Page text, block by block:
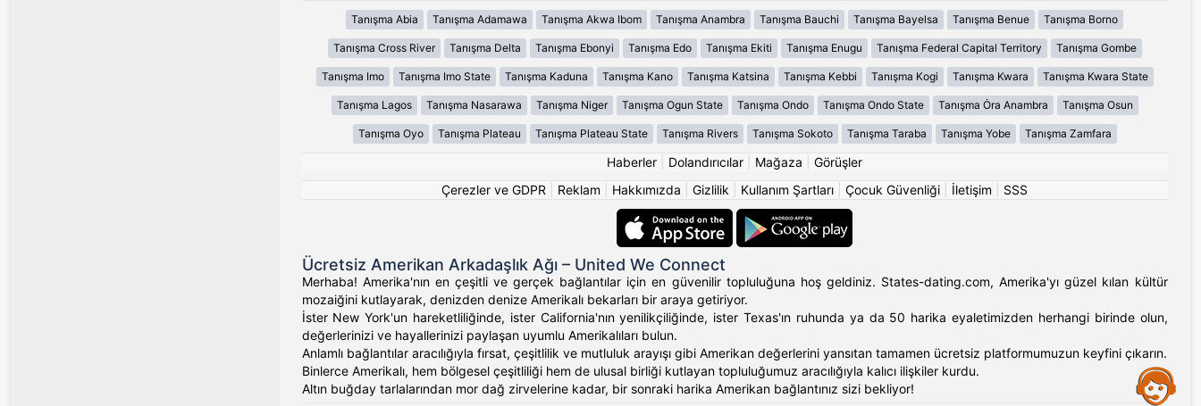
Tanışma Abia Tanışma Adamawa Tanışma Akwa Ibom Tanışma Anambra Tanışma Bauchi Tanışma Bayelsa Tanışma Benue Tanışma Borno
Tanışma Cross River Tanışma Delta Tanışma Ebonyi Tanışma Edo Tanışma Ekiti Tanışma Enugu Tanışma Federal Capital Territory Tanışma Gombe
Tanışma Imo Tanışma Imo State Tanışma Kaduna Tanışma Kano Tanışma Katsina Tanışma Kebbi Tanışma Kogi Tanışma Kwara Tanışma Kwara State
Tanışma Lagos Tanışma Nasarawa Tanışma Niger Tanışma Ogun State Tanışma Ondo Tanışma Ondo State Tanışma Ȯra Anambra Tanışma Osun
Tanışma Oyo Tanışma Plateau Tanışma Plateau State Tanışma Rivers Tanışma Sokoto Tanışma Taraba Tanışma Yobe Tanışma Zamfara
Haberler Dolandırıcılar Mağaza
Görüşler
Çerezler ve GDPR
Reklam Hakkımızda Gizlilik Kullanım Şartları Çocuk Güvenliği İletişim SSS
Ücretsiz Amerikan Arkadaşlık Ağı – United We Connect
Merhaba! Amerika'nın en çeşitli ve gerçek bağlantılar için en güvenilir topluluğuna hoş geldiniz. States-dating.com, Amerika'yı güzel kılan kültür
mozaiğini kutlayarak, denizden denize Amerikalı bekarları bir araya getiriyor.
İster New York'un hareketliliğinde, ister California'nın yenilikçiliğinde, ister Texas'ın ruhunda ya da 50 harika eyaletimizden herhangi birinde olun,
değerlerinizi ve hayallerinizi paylaşan uyumlu Amerikalıları bulun.
Anlamlı bağlantılar aracılığıyla fırsat, çeşitlilik ve mutluluk arayışı gibi Amerikan değerlerini yansıtan tamamen ücretsiz platformumuzun keyfini çıkarın.
Binlerce Amerikalı, hem bölgesel çeşitliliği hem de ulusal birliği kutlayan topluluğumuz aracılığıyla kalıcı ilişkiler kurdu.
Altın buğday tarlalarından mor dağ zirvelerine kadar, bir sonraki harika Amerikan bağlantınız sizi bekliyor!
Assistance